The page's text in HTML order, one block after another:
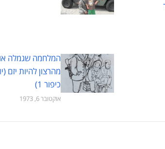
המלחמה שגמלה
מהרצון להיות יזם
כיפור 1)
אוקטובר 6, 1973